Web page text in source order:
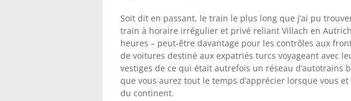
Soit dit en passant, le train le plus long que j’ai pu
train à horaire irrégulier et privé reliant Villach en
heures – peut-être davantage pour les contrôles aux
de voitures destiné aux expatriés turcs voyageant avec
vestiges de ce qui était autrefois un réseau d’autotrains
que vous aurez tout le temps d’apprécier lorsque vous
du continent.